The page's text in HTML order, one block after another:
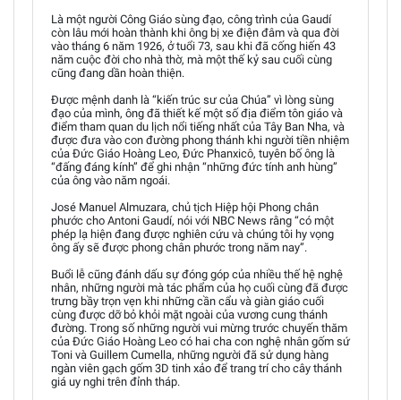
Là một người Công Giáo sùng đạo, công trình của Gaudí
còn lâu mới hoàn thành khi ông bị xe điện đâm và qua đời
vào tháng 6 năm 1926, ở tuổi 73, sau khi đã cống hiến 43
năm cuộc đời cho nhà thờ, mà một thế kỷ sau cuối cùng
cũng đang dần hoàn thiện.
Được mệnh danh là “kiến trúc sư của Chúa” vì lòng sùng
đạo của mình, ông đã thiết kế một số địa điểm tôn giáo và
điểm tham quan du lịch nổi tiếng nhất của Tây Ban Nha, và
được đưa vào con đường phong thánh khi người tiền nhiệm
của Đức Giáo Hoàng Leo, Đức Phanxicô, tuyên bố ông là
“đấng đáng kính” để ghi nhận “những đức tính anh hùng”
của ông vào năm ngoái.
José Manuel Almuzara, chủ tịch Hiệp hội Phong chân
phước cho Antoni Gaudí, nói với NBC News rằng “có một
phép lạ hiện đang được nghiên cứu và chúng tôi hy vọng
ông ấy sẽ được phong chân phước trong năm nay”.
Buổi lễ cũng đánh dấu sự đóng góp của nhiều thế hệ nghệ
nhân, những người mà tác phẩm của họ cuối cùng đã được
trưng bầy trọn vẹn khi những cần cẩu và giàn giáo cuối
cùng được dỡ bỏ khỏi mặt ngoài của vương cung thánh
đường. Trong số những người vui mừng trước chuyến thăm
của Đức Giáo Hoàng Leo có hai cha con nghệ nhân gốm sứ
Toni và Guillem Cumella, những người đã sử dụng hàng
ngàn viên gạch gốm 3D tinh xảo để trang trí cho cây thánh
giá uy nghi trên đỉnh tháp.